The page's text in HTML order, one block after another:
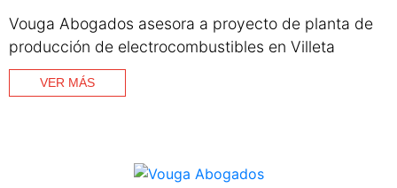
Vouga Abogados asesora a proyecto de planta de
producción de electrocombustibles en Villeta
VER MÁS